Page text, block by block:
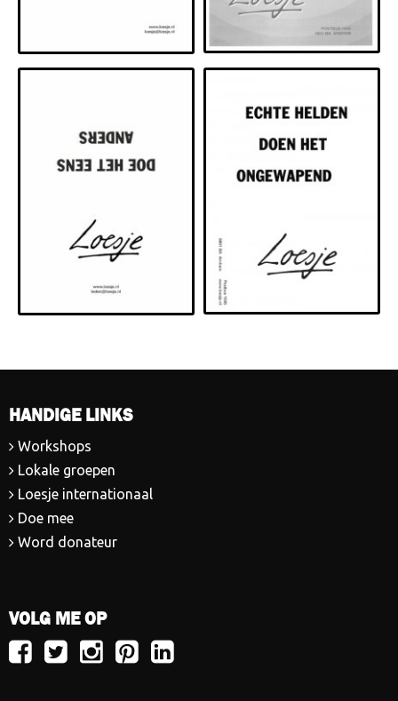
HANDIGE LINKS
Workshops
Lokale groepen
Loesje internationaal
Doe mee
Word donateur
VOLG ME OP
VolgVolgVolgVolgVolg